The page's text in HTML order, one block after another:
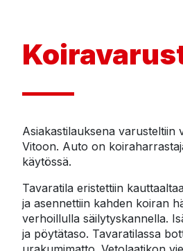
Asiakastilauksena varusteltiin
Vitoon. Auto on
käytössä.
Tavaratila eristettiin
ja asennettiin kahden koiran
verhoillulla säilytyskannella.
ja pöytätaso. Tavaratilassa